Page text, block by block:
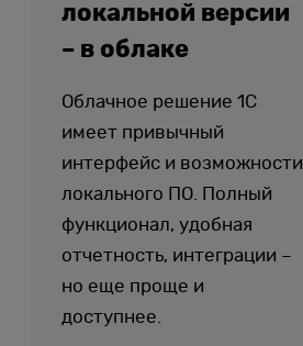
локальной версии
– в облаке
Облачное решение 1С
имеет привычный
интерфейс и возможности
локального ПО. Полный
функционал, удобная
отчетность, интеграции –
но еще проще и
доступнее.